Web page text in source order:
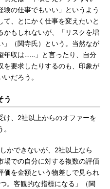
の仕事でもいい」というよう
、とにかく仕事を変えたいと
かもしれないが、「リスクを増
」（関寺氏）という。当然なが
年収は……」と言ったり、自分
を要求したりするのも、印象が
だろう。
う
、2社以上からのオファーを
かできないが、2社以上なら
場での自分に対する複数の評価
価を金額という物差しで見られ
。客観的な指標になる」（関